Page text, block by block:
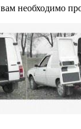
необходимо